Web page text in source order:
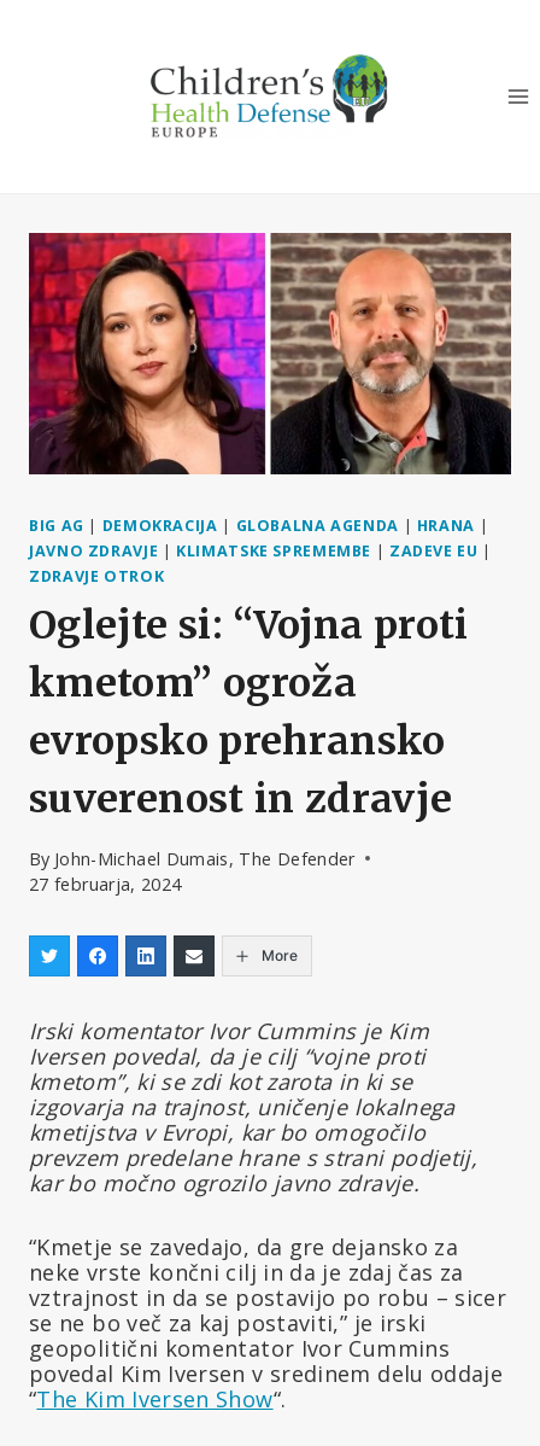
BIG AG | DEMOKRACIJA | GLOBALNA AGENDA | HRANA |
JAVNO ZDRAVJE | KLIMATSKE SPREMEMBE | ZADEVE EU |
ZDRAVJE OTROK
Oglejte si: “Vojna proti
kmetom” ogroža
evropsko prehransko
suverenost in zdravje
By John-Michael Dumais, The Defender
27 februarja, 2024
More
Irski komentator Ivor Cummins je Kim
Iversen povedal, da je cilj “vojne proti
kmetom”, ki se zdi kot zarota in ki se
izgovarja na trajnost, uničenje lokalnega
kmetijstva v Evropi, kar bo omogočilo
prevzem predelane hrane s strani podjetij,
kar bo močno ogrozilo javno zdravje.
“Kmetje se zavedajo, da gre dejansko za
neke vrste končni cilj in da je zdaj čas za
vztrajnost in da se postavijo po robu – sicer
se ne bo več za kaj postaviti,” je irski
geopolitični komentator Ivor Cummins
povedal Kim Iversen v sredinem delu oddaje
“The Kim Iversen Show“.